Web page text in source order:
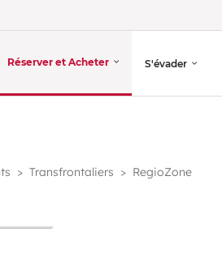
Réserver et Acheter S'évader
Transfrontaliers RegioZone